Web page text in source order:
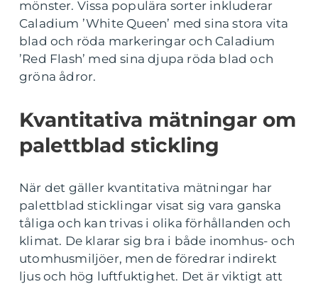
mönster. Vissa populära sorter inkluderar
Caladium ’White Queen’ med sina stora vita
blad och röda markeringar och Caladium
’Red Flash’ med sina djupa röda blad och
gröna ådror.
Kvantitativa mätningar om
palettblad stickling
När det gäller kvantitativa mätningar har
palettblad sticklingar visat sig vara ganska
tåliga och kan trivas i olika förhållanden och
klimat. De klarar sig bra i både inomhus- och
utomhusmiljöer, men de föredrar indirekt
ljus och hög luftfuktighet. Det är viktigt att